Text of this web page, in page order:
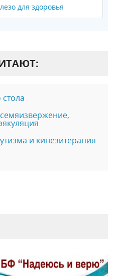
для здоровья
и кинезитерапия